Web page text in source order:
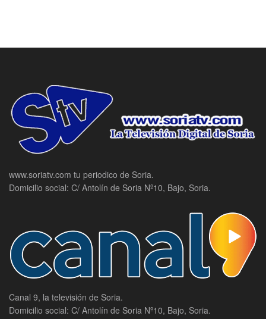
www.soriatv.com tu periodico de Soria.
Domicilio social: C/ Antolín de Soria Nº10, Bajo, Soria.
Canal 9, la televisión de Soria.
Domicilio social: C/ Antolín de Soria Nº10, Bajo, Soria.